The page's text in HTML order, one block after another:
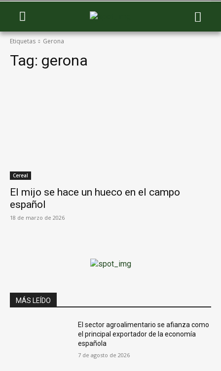
Etiquetas Gerona
Tag: gerona
Cereal
El mijo se hace un hueco en el campo
español
18 de marzo de 2026
MÁS LEÍDO
El sector agroalimentario se afianza como
el principal exportador de la economía
española
7 de agosto de 2026